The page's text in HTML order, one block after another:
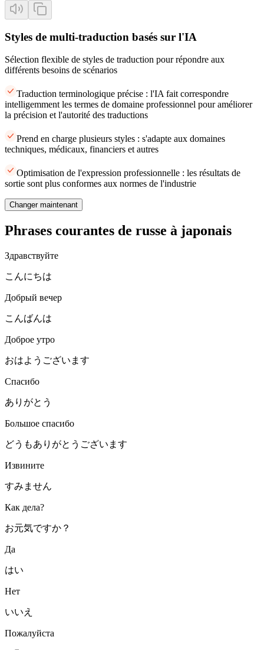
Styles de multi-traduction basés sur l'IA
Sélection flexible de styles de traduction pour répondre aux
différents besoins de scénarios
Traduction terminologique précise : l'IA fait correspondre
intelligemment les termes de domaine professionnel pour améliorer
la précision et l'autorité des traductions
Prend en charge plusieurs styles : s'adapte aux domaines
techniques, médicaux, financiers et autres
Optimisation de l'expression professionnelle : les résultats de
sortie sont plus conformes aux normes de l'industrie
Changer maintenant
Phrases courantes de russe à japonais
Здравствуйте
こんにちは
Добрый вечер
こんばんは
Доброе утро
おはようございます
Спасибо
ありがとう
Большое спасибо
どうもありがとうございます
Извините
すみません
Как дела?
お元気ですか？
Да
はい
Нет
いいえ
Пожалуйста